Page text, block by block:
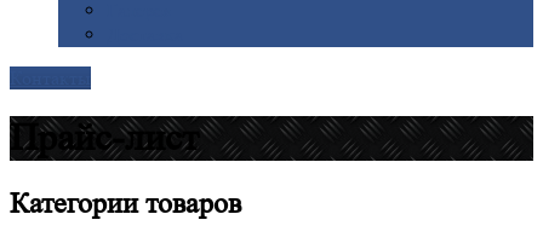
Прайс-лист
Категориитоваров